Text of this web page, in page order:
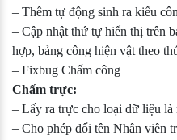
– Thêm tự động sinh ra kiểu
– Cập nhật thứ tự hiển thị trên
hợp, bảng công hiện vật theo
– Fixbug Chấm công
Chấm trực:
– Lấy ra trực cho loại dữ liệu là
– Cho phép đổi tên Nhân viên